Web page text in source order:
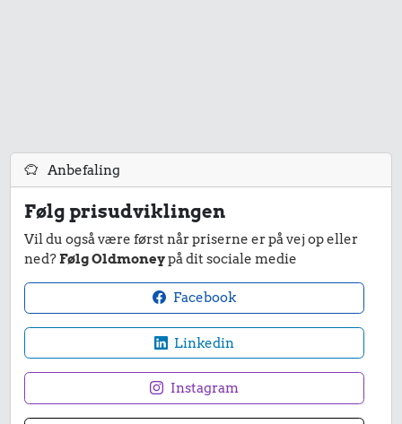
Anbefaling
Følg prisudviklingen
Vil du også være først når priserne er på vej op eller
ned?Følg Oldmoneypå dit sociale medie
Facebook
Linkedin
Instagram